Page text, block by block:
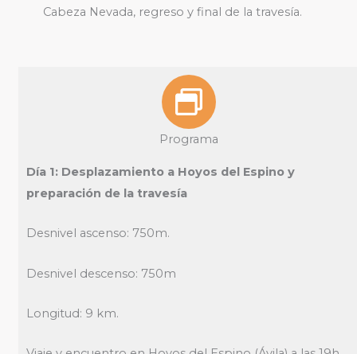
Cabeza Nevada, regreso y final de la travesía.
Programa
Día 1: Desplazamiento a Hoyos del Espino y
preparación de la travesía
Desnivel ascenso: 750m.
Desnivel descenso: 750m
Longitud: 9 km.